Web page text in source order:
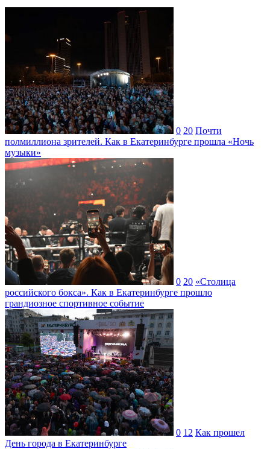
0 20 Почти
полмиллиона зрителей. Как в Екатеринбурге прошла «Ночь
музыки»
0 20 «Столица
российского бокса». Как в Екатеринбурге прошло
грандиозное спортивное событие
0 12 Как прошел
День города в Екатеринбурге